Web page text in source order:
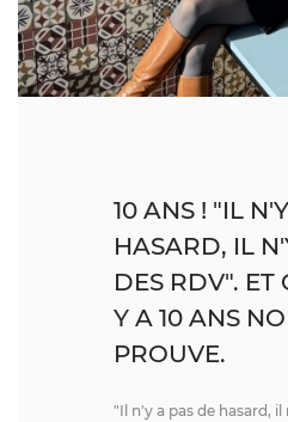
10 ANS ! "IL
HASARD, IL
DES RDV". ET
Y A 10 ANS
PROUVE.
"Il n'y a pas de hasard, il